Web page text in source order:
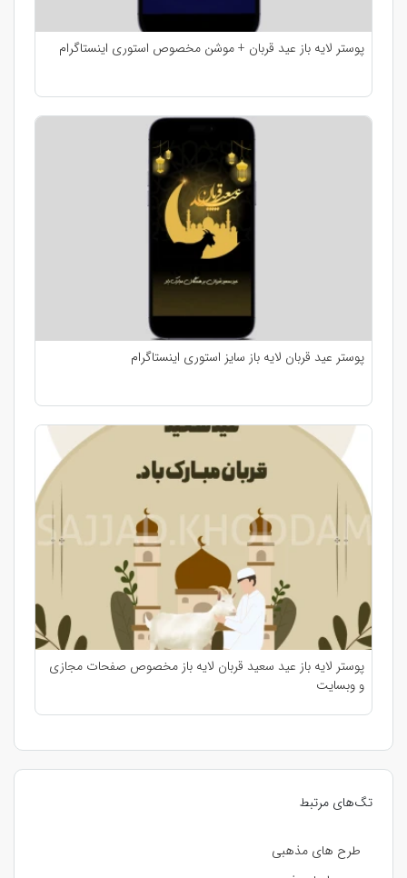
تگ‌های مرتبط
طرح های مذهبی
پوستر لایه باز عید قربان + موشن مخصوص استوری اینستاگرام
پوستر عید قربان لایه باز سایز استوری اینستاگرام
پوستر لایه باز عید سعید قربان لایه باز مخصوص صفحات مجازی
و وبسایت